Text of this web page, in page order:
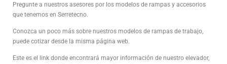
Pregunte a nuestros asesores por los modelos de rampas y accesorios
que tenemos en Serretecno.
Conozca un poco más sobre nuestros modelos de rampas de trabajo,
puede cotizar desde la misma página web.
Este es el link donde encontrará mayor información de nuestro elevador,